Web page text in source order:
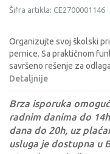
Šifra artikla: CE2700001146
Organizujte svoj školski
pernice. Sa praktičnom
savršeno rešenje za
Detaljnije
Brza isporuka
radnim danima do
dana do 20h, uz
usluga je dostupna u